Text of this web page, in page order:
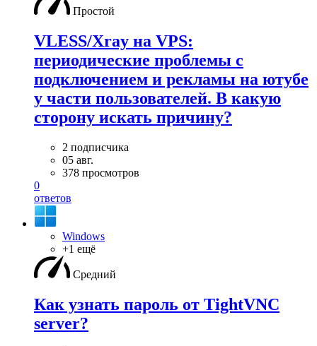
Простой
VLESS/Xray на VPS:
периодические проблемы с
подключением и рекламы на ютубе
у части пользователей. В какую
сторону искать причину?
2 подписчика
05 авг.
378 просмотров
0
ответов
Windows
+1 ещё
Средний
Как узнать пароль от TightVNC
server?